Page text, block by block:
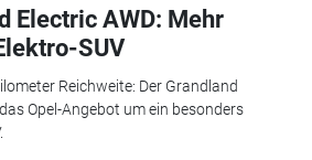
Electric AWD: Mehr
SUV
Reichweite: Der Grandland
Opel-Angebot um ein besonders